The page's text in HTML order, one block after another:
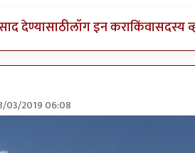
देण्यासाठीलॉग इन कराकिंवासदस्य
03/2019 06:08